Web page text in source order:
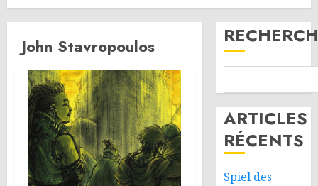
John Stavropoulos
ARTICLES
RÉCENTS
Spiel des